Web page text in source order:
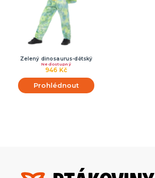
Zelený dinosaurus-dětský
946 Kč
Nedostupný
Prohlédnout